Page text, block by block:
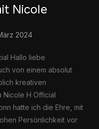
Nicole
2024
Hallo liebe
von einem absolut
kreativen
Nicole H Official
hatte ich die Ehre, mit
Persönlichkeit vor